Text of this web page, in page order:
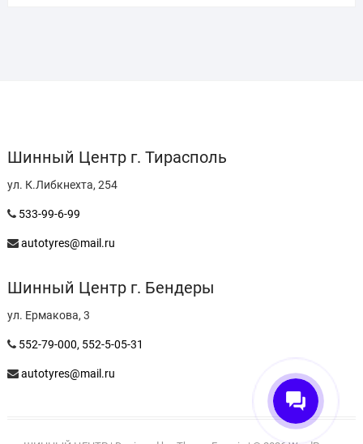
Шинный Центр г. Тирасполь
ул. К.Либкнехта, 254
533-99-6-99
autotyres@mail.ru
Шинный Центр г. Бендеры
ул. Ермакова, 3
552-79-000, 552-5-05-31
autotyres@mail.ru